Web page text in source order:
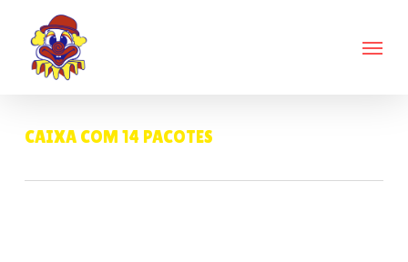
Menu
CAIXA COM 14 PACOTES